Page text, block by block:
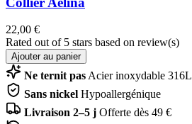
22,00 €
Rated out of 5 stars based on review(s)
Ajouter au panier
Ne ternit pasAcier inoxydable 316L
Sans nickel Hypoallergénique
Livraison 2–5 j Offerte dès 49 €